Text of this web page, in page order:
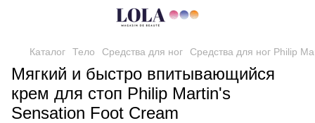
Каталог Тело Средства для ног Средства для ног Philip
Мягкий и быстро впитывающийся
крем для стоп Philip Martin's
Sensation Foot Cream